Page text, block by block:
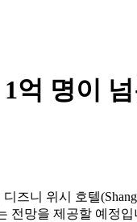
억 명이
니 위시 호텔
전망을 제공할 예정